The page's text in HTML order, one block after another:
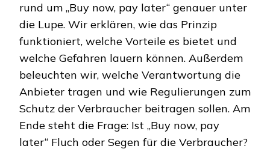
rund um „Buy now, pay later“ genauer unter
die Lupe. Wir erklären, wie das Prinzip
funktioniert, welche Vorteile es bietet und
welche Gefahren lauern können. Außerdem
beleuchten wir, welche Verantwortung die
Anbieter tragen und wie Regulierungen zum
Schutz der Verbraucher beitragen sollen. Am
Ende steht die Frage: Ist „Buy now, pay
later“ Fluch oder Segen für die Verbraucher?